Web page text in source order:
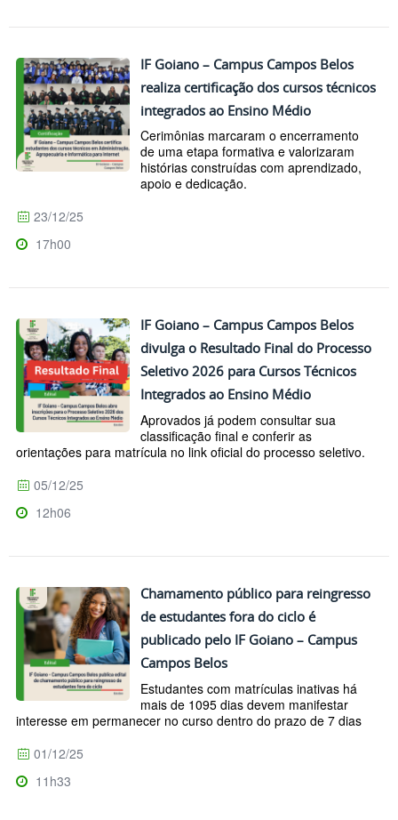
IF Goiano – Campus Campos Belos
realiza certificação dos cursos técnicos
integrados ao Ensino Médio
Cerimônias marcaram o encerramento
de uma etapa formativa e valorizaram
histórias construídas com aprendizado,
apoio e dedicação.
23/12/25
17h00
IF Goiano – Campus Campos Belos
divulga o Resultado Final do Processo
Seletivo 2026 para Cursos Técnicos
Integrados ao Ensino Médio
Aprovados já podem consultar sua
classificação final e conferir as
orientações para matrícula no link oficial do processo seletivo.
05/12/25
12h06
Chamamento público para reingresso
de estudantes fora do ciclo é
publicado pelo IF Goiano – Campus
Campos Belos
Estudantes com matrículas inativas há
mais de 1095 dias devem manifestar
interesse em permanecer no curso dentro do prazo de 7 dias
01/12/25
11h33